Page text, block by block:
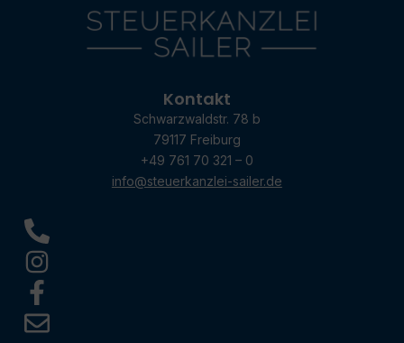
Kontakt
Schwarzwaldstr. 78 b
79117 Freiburg
+49 761 70 321 – 0
info@steuerkanzlei-sailer.de